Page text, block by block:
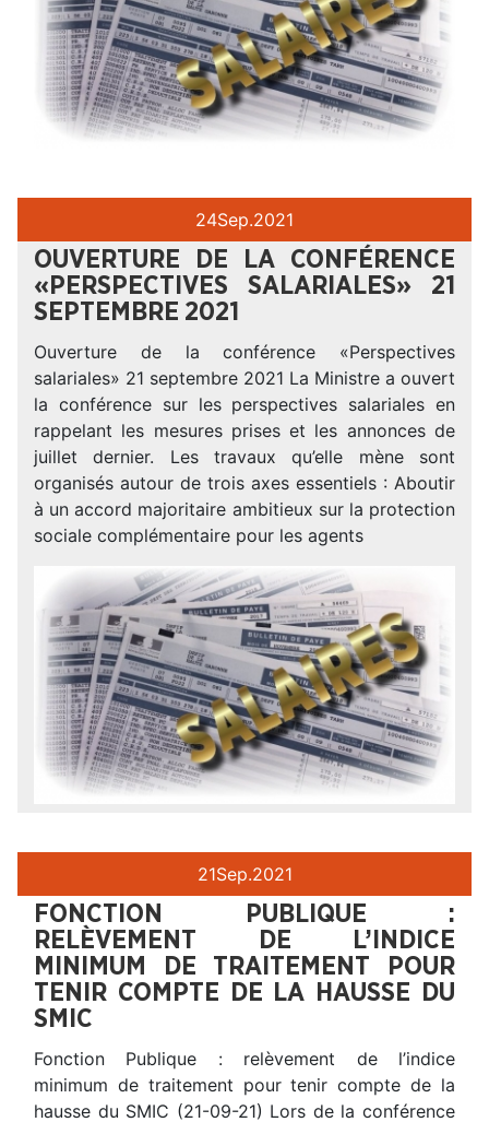
24Sep.2021
OUVERTURE DE LA CONFÉRENCE
«PERSPECTIVES SALARIALES» 21
SEPTEMBRE 2021
Ouverture de la conférence «Perspectives
salariales» 21 septembre 2021 La Ministre a ouvert
la conférence sur les perspectives salariales en
rappelant les mesures prises et les annonces de
juillet dernier. Les travaux qu’elle mène sont
organisés autour de trois axes essentiels : Aboutir
à un accord majoritaire ambitieux sur la protection
sociale complémentaire pour les agents
21Sep.2021
FONCTION PUBLIQUE :
RELÈVEMENT DE L’INDICE
MINIMUM DE TRAITEMENT POUR
TENIR COMPTE DE LA HAUSSE DU
SMIC
Fonction Publique : relèvement de l’indice
minimum de traitement pour tenir compte de la
hausse du SMIC (21-09-21) Lors de la conférence